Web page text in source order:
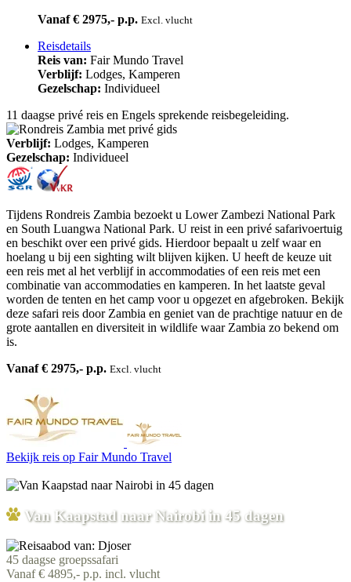
Vanaf € 2975,- p.p. Excl. vlucht
Reisdetails
Reis van: Fair Mundo Travel
Verblijf: Lodges, Kamperen
Gezelschap: Individueel
11 daagse privé reis en Engels sprekende reisbegeleiding.
Verblijf: Lodges, Kamperen
Gezelschap: Individueel
Tijdens Rondreis Zambia bezoekt u Lower Zambezi National Park
en South Luangwa National Park. U reist in een privé safarivoertuig
en beschikt over een privé gids. Hierdoor bepaalt u zelf waar en
hoelang u bij een sighting wilt blijven kijken. U heeft de keuze uit
een reis met al het verblijf in accommodaties of een reis met een
combinatie van accommodaties en kamperen. In het laatste geval
worden de tenten en het camp voor u opgezet en afgebroken. Bekijk
deze safari reis door Zambia en geniet van de prachtige natuur en de
grote aantallen en diversiteit in wildlife waar Zambia zo bekend om
is.
Vanaf € 2975,- p.p. Excl. vlucht
Bekijk reis op Fair Mundo Travel
Van Kaapstad naar Nairobi in 45 dagen
45 daagse groepssafari
Vanaf € 4895,- p.p. incl. vlucht